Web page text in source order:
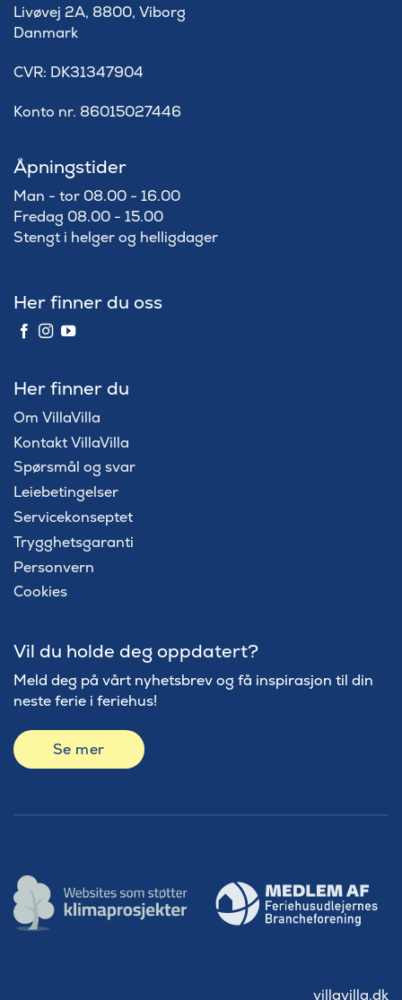
Livøvej 2A, 8800, Viborg
Danmark
​CVR: DK31347904
Konto nr. 86015027446
Åpningstider
Man - tor 08.00 - 16.00
Fredag 08.00 - 15.00
Stengt i helger og helligdager
Her finner du oss
Her finner du
Om VillaVilla
Kontakt VillaVilla
Spørsmål og svar
Leiebetingelser
Servicekonseptet
Trygghetsgaranti
Personvern
Cookies
Vil du holde deg oppdatert?
Meld deg på vårt nyhetsbrev og få inspirasjon til din
neste ferie i feriehus!
Se mer
villavilla.dk